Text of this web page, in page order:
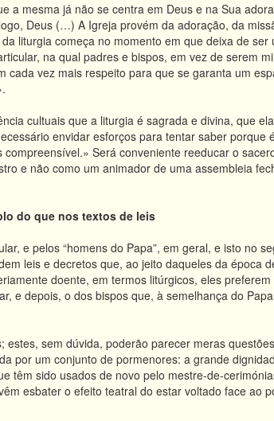
a mesma já não se centra em Deus e na Sua
Deus (…) A Igreja provém da adoração, da
liturgia começa no momento em que deixa de ser
na qual padres e bispos, em vez de serem
cada vez mais respeito para que se garanta um
cultuais que a liturgia é sagrada e divina, que
envidar esforços para tentar saber porque
Será conveniente reeducar o
e não como um animador de uma assembleia
do que nos textos de leis
e pelos “homens do Papa”, em geral, e isto no
leis e decretos que, ao jeito daqueles da época
doente, em termos litúrgicos, eles
e depois, o dos bispos que, à semelhança do
estes, sem dúvida, poderão parecer meras
por um conjunto de pormenores: a grande
têm sido usados de novo pelo mestre-de-
esbater o efeito teatral do estar voltado face ao